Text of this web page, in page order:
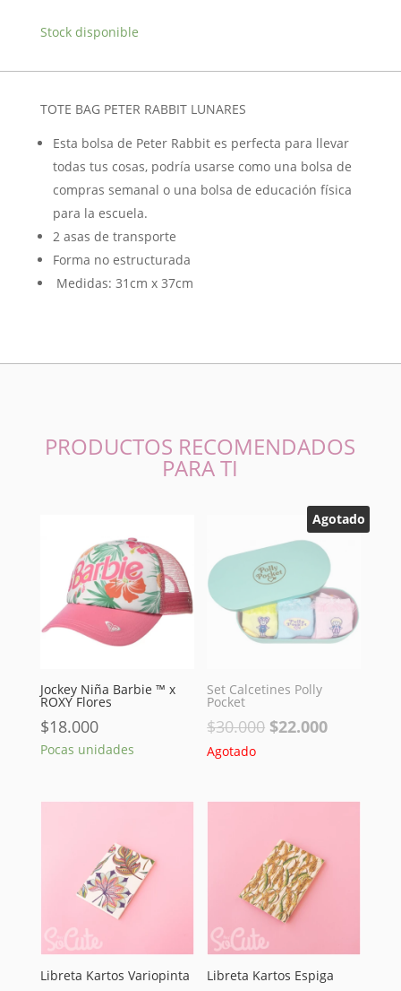
Stock disponible
TOTE BAG PETER RABBIT LUNARES
Esta bolsa de Peter Rabbit es perfecta para llevar
todas tus cosas, podría usarse como una bolsa de
compras semanal o una bolsa de educación física
para la escuela.
2 asas de transporte
Forma no estructurada
Medidas: 31cm x 37cm
PRODUCTOS RECOMENDADOS
PARA TI
Jockey Niña Barbie ™ x
ROXY Flores
$18.000
Pocas unidades
Agotado
Set Calcetines Polly
Pocket
$30.000 El
$22.000El
Agotado
Libreta Kartos Variopinta Libreta Kartos Espiga